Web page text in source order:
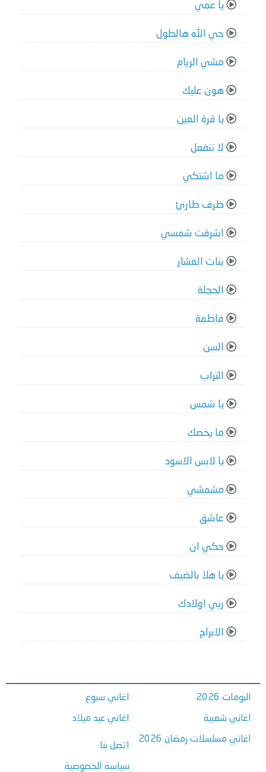
يا عمي
حي الله هالطول
مشي الريام
هون عليك
يا قرة العين
لا تنفعل
ما اشتكي
ظرف طارئ
اشرقت شمسي
بنات العشار
الحجلة
فاطمة
السن
التراب
يا شمس
ما يخصك
يا لابس الاسود
مشمشي
عاشق
حكي ان
يا هلا بالضيف
ربي اولادك
الابراج
البومات 2026
اغاني شعبية
اغاني مسلسلات رمضان 2026
اغاني سبوع
اغاني عيد ميلاد
اتصل بنا
سياسة الخصوصية